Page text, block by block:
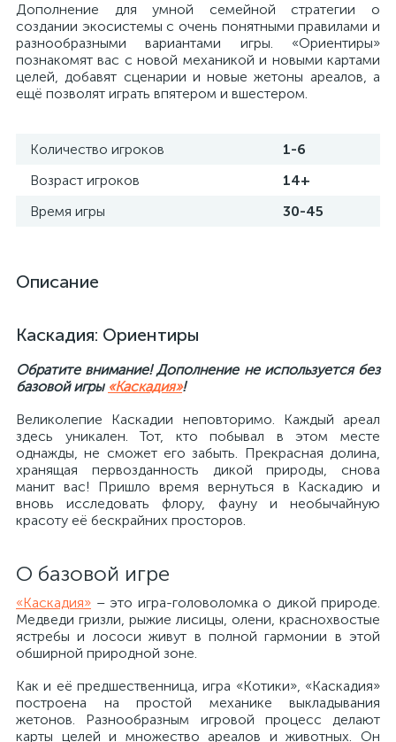
Дополнение для умной семейной стратегии о
создании экосистемы с очень понятными правилами и
разнообразными вариантами игры. «Ориентиры»
познакомят вас с новой механикой и новыми картами
целей, добавят сценарии и новые жетоны ареалов, а
ещё позволят играть впятером и вшестером.
Количество игроков
1-6
Возраст игроков
14+
Время игры
30-45
Описание
Каскадия: Ориентиры
Обратите внимание! Дополнение не используется без
базовой игры «Каскадия»!
Великолепие Каскадии неповторимо. Каждый ареал
здесь уникален. Тот, кто побывал в этом месте
однажды, не сможет его забыть. Прекрасная долина,
хранящая первозданность дикой природы, снова
манит вас! Пришло время вернуться в Каскадию и
вновь исследовать флору, фауну и необычайную
красоту её бескрайних просторов.
О базовой игре
«Каскадия» – это игра-головоломка о дикой природе.
Медведи гризли, рыжие лисицы, олени, краснохвостые
ястребы и лососи живут в полной гармонии в этой
обширной природной зоне.
Как и её предшественница, игра «Котики», «Каскадия»
построена на простой механике выкладывания
жетонов. Разнообразным игровой процесс делают
карты целей и множество ареалов и животных. Он